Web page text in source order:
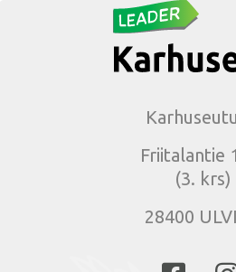
Friitalantie
(3. krs)
28400